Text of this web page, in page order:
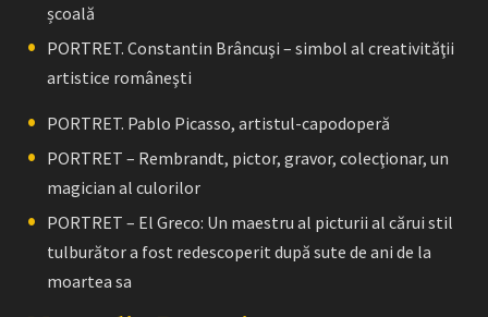
școală
PORTRET. Constantin Brâncuşi – simbol al creativităţii
artistice româneşti
PORTRET. Pablo Picasso, artistul-capodoperă
PORTRET – Rembrandt, pictor, gravor, colecţionar, un
magician al culorilor
PORTRET – El Greco: Un maestru al picturii al cărui stil
tulburător a fost redescoperit după sute de ani de la
moartea sa